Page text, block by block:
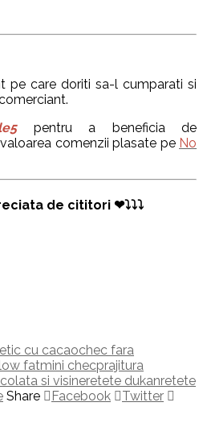
pe care doriti sa-l cumparati si
pentru a beneficia de
comenzii plasate pe No
de cititori ❤⤵⤵⤵
cu cacaochec fara
low fatmini checprajitura
si visineretete dukanretete
Share Facebook
Twitter